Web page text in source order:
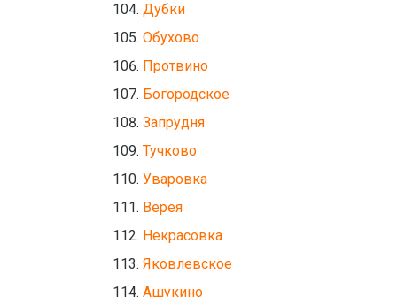
Дубки
Обухово
Протвино
Богородское
Запрудня
Тучково
Уваровка
Верея
Некрасовка
Яковлевское
Ашукино